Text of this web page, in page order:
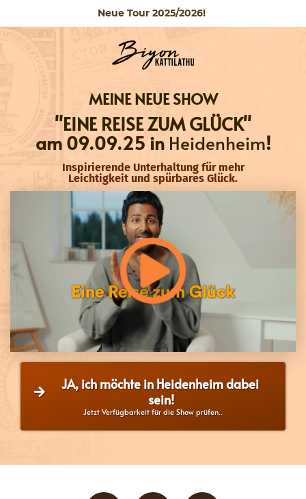
Neue Tour 2025/2026!
MEINE NEUE SHOW
"EINE REISE ZUM GLÜCK"
am 09.09.25 in Heidenheim!
Inspirierende Unterhaltung für mehr
Leichtigkeit und spürbares Glück.
JA, ich möchte in Heidenheim dabei
sein!
Jetzt Verfügbarkeit für die Show prüfen..